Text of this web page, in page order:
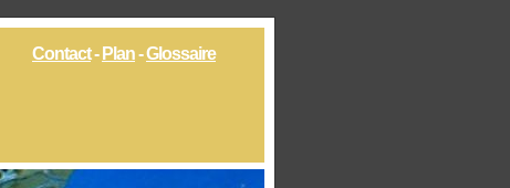
Contact- Plan-Glossaire